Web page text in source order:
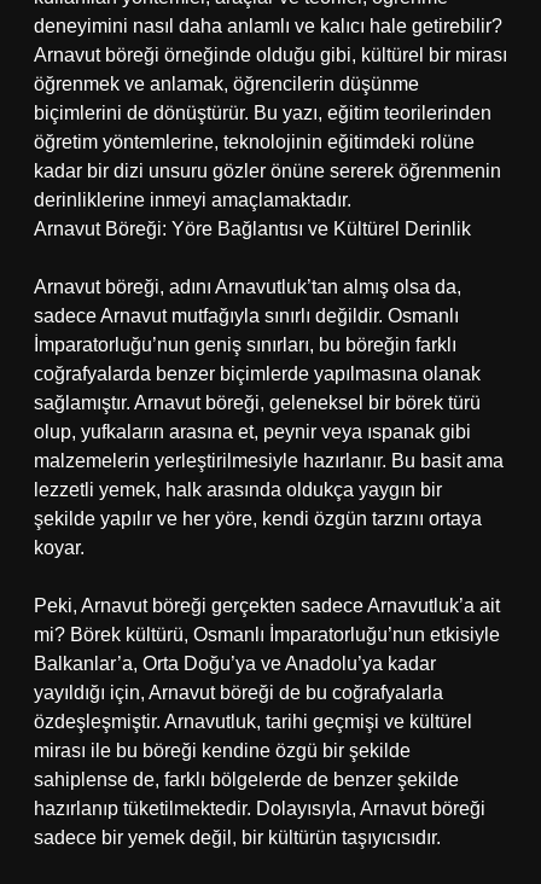
deneyimini nasıl daha anlamlı ve kalıcı hale getirebilir?
Arnavut böreği örneğinde olduğu gibi, kültürel bir mirası
öğrenmek ve anlamak, öğrencilerin düşünme
biçimlerini de dönüştürür. Bu yazı, eğitim teorilerinden
öğretim yöntemlerine, teknolojinin eğitimdeki rolüne
kadar bir dizi unsuru gözler önüne sererek öğrenmenin
derinliklerine inmeyi amaçlamaktadır.
Arnavut Böreği: Yöre Bağlantısı ve Kültürel Derinlik
Arnavut böreği, adını Arnavutluk’tan almış olsa da,
sadece Arnavut mutfağıyla sınırlı değildir. Osmanlı
İmparatorluğu’nun geniş sınırları, bu böreğin farklı
coğrafyalarda benzer biçimlerde yapılmasına olanak
sağlamıştır. Arnavut böreği, geleneksel bir börek türü
olup, yufkaların arasına et, peynir veya ıspanak gibi
malzemelerin yerleştirilmesiyle hazırlanır. Bu basit ama
lezzetli yemek, halk arasında oldukça yaygın bir
şekilde yapılır ve her yöre, kendi özgün tarzını ortaya
koyar.
Peki, Arnavut böreği gerçekten sadece Arnavutluk’a ait
mi? Börek kültürü, Osmanlı İmparatorluğu’nun etkisiyle
Balkanlar’a, Orta Doğu’ya ve Anadolu’ya kadar
yayıldığı için, Arnavut böreği de bu coğrafyalarla
özdeşleşmiştir. Arnavutluk, tarihi geçmişi ve kültürel
mirası ile bu böreği kendine özgü bir şekilde
sahiplense de, farklı bölgelerde de benzer şekilde
hazırlanıp tüketilmektedir. Dolayısıyla, Arnavut böreği
sadece bir yemek değil, bir kültürün taşıyıcısıdır.